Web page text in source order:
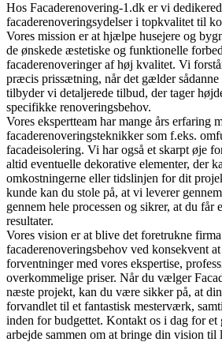
Hos Facaderenovering-1.dk er vi
facaderenoveringsydelser i topkvalitet til
Vores mission er at hjælpe husejere og
de ønskede æstetiske og funktionelle
facaderenoveringer af høj kvalitet. Vi
præcis prissætning, når det gælder
tilbyder vi detaljerede tilbud, der tager
specifikke renoveringsbehov.
Vores ekspertteam har mange års erfaring
facaderenoveringsteknikker som f.eks.
facadeisolering. Vi har også et skarpt øje
altid eventuelle dekorative elementer, der
omkostningerne eller tidslinjen for dit
kunde kan du stole på, at vi leverer
gennem hele processen og sikrer, at du får
resultater.
Vores vision er at blive det foretrukne
facaderenoveringsbehov ved konsekvent
forventninger med vores ekspertise,
overkommelige priser. Når du vælger
næste projekt, kan du være sikker på, at
forvandlet til et fantastisk mesterværk,
inden for budgettet. Kontakt os i dag for et
arbejde sammen om at bringe din vision til